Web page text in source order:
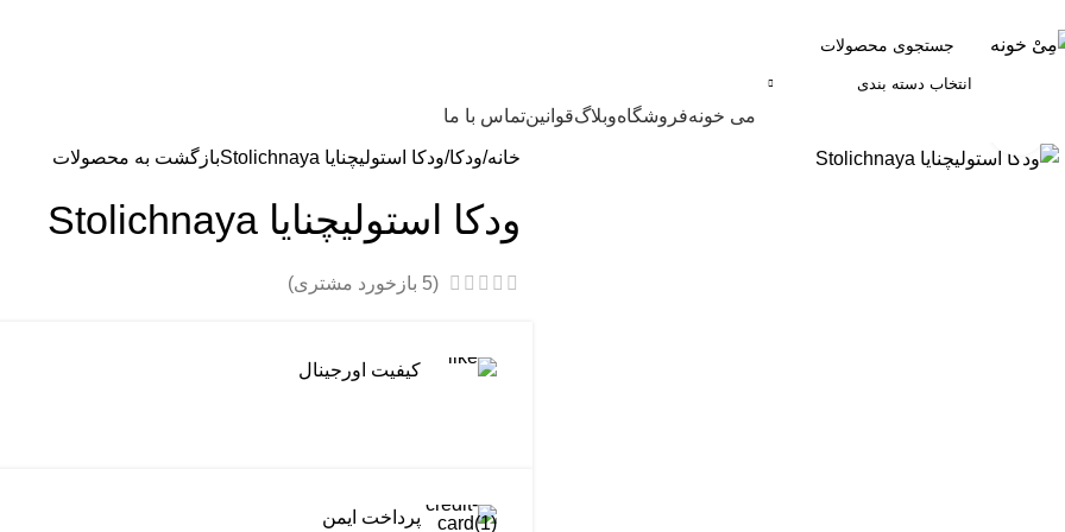
انتخاب دسته بندی
می خونهفروشگاهوبلاگقوانینتماس با ما
خانه ودکا ودکا استولیچنایا Stolichnaya بازگشت به محصولات
ودکا استولیچنایا Stolichnaya
(
5 بازخورد مشتری)
کیفیت اورجینال
پرداخت ایمن